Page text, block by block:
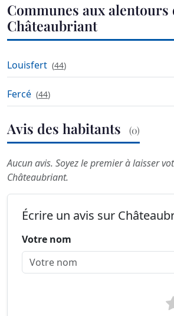
Communes aux alentours
Châteaubriant
Louisfert (44)
Fercé (44)
Avis des habitants (0)
Aucun avis. Soyez le premier à laisser
Châteaubriant.
Écrire un avis sur
Votre nom